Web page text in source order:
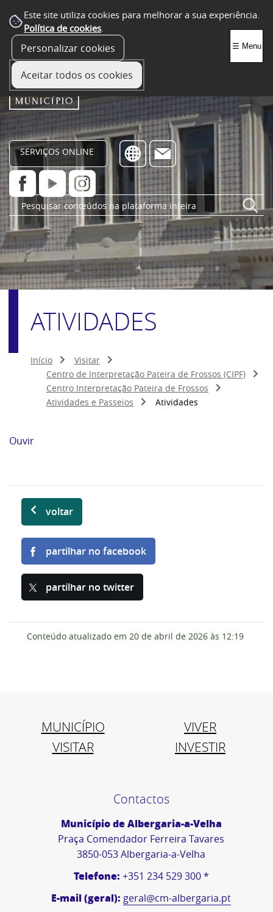
Este site utiliza cookies para melhorar a sua experiência.
Política de cookies.
Personalizar cookies
Aceitar todos os cookies
SERVIÇOS ONLINE
☰ Menu
ATIVIDADES
Início
Visitar
Centro de Interpretação Pateira de Frossos (CIPF)
Centro Interpretação Pateira de Frossos
Atividades e Passeios
Atividades
Ouvir
voltar
partilhar no facebook
partilhar no twitter
Conteúdo atualizado em 20 de abril de 2026 às 12:19
MUNICÍPIO
VIVER
VISITAR
INVESTIR
Contactos
Município de Albergaria-a-Velha
Praça Comendador Ferreira Tavares
3850-053 Albergaria-a-Velha
Telefone: +351 234 529 300 *
E-mail (geral): geral@cm-albergaria.pt